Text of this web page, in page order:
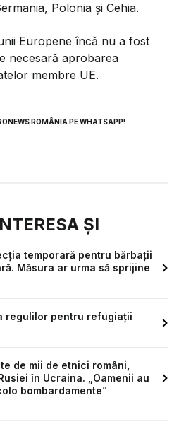
Polonia și Cehia.
Europene încă nu a fost
necesară aprobarea
membre UE.
ROMÂNIA PE WHATSAPP!
ȘI
temporară pentru bărbații
Măsura ar urma să sprijine
regulilor pentru refugiații
de mii de etnici români,
în Ucraina. „Oamenii au
bombardamente”